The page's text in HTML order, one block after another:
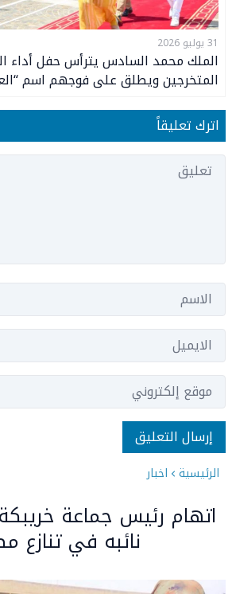
31 يوليو 2026
الملك محمد السادس يترأس حفل أداء
المتخرجين ويطلق على فوجهم اسم
اترك تعليقاً
الرئيسية اخبار
اتهام رئيس جماعة
نائبه في تنازع